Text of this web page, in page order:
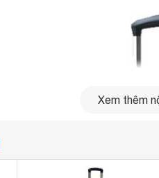
Xem thêm